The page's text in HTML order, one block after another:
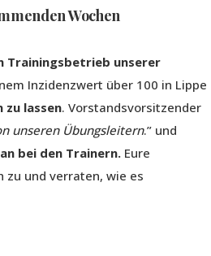
Wochen
Trainingsbetrieb unserer
Inzidenzwert über 100 in Lippe
lassen. Vorstandsvorsitzender
unseren Übungsleitern.” und
bei den Trainern. Eure
zu und verraten, wie es